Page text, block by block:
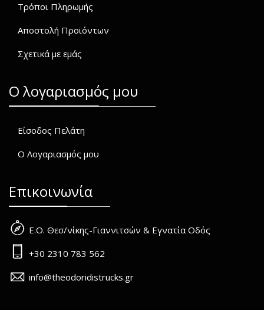
Τρόποι Πληρωμής
Αποστολή Προϊόντων
Σχετικά με εμάς
O λογαριασμός μου
Είσοδος Πελάτη
Ο Λογαριασμός μου
Επικοινωνία
Ε.Ο. Θεσ/νίκης-Γιαννιτσών & Εγνατία Οδός
+30 2310 783 562
info@theodoridistrucks.gr